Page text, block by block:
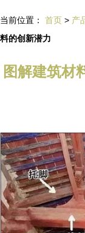
当前位置： 首页 > 产
料的创新潜力
图解建筑材